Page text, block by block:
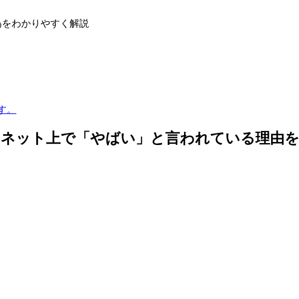
わかりやすく解説
。
ット上で「やばい」と言われている理由を